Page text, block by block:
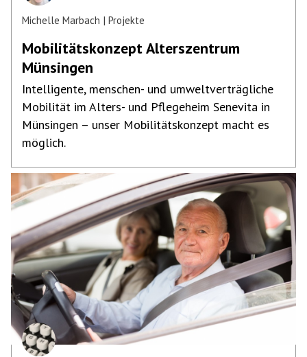
Michelle Marbach Projekte
Mobilitäts­konzept Alterszentrum
Münsingen
Intelligente, menschen- und umweltverträgliche
Mobilität im Alters- und Pflegeheim Senevita in
Münsingen – unser Mobilitätskonzept macht es
möglich.